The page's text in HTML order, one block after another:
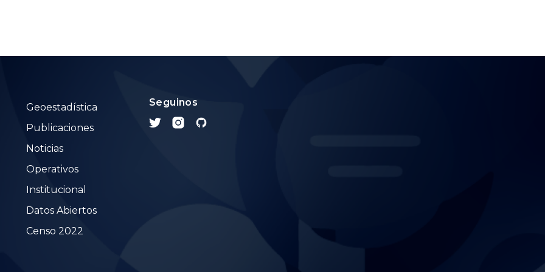
Geoestadística
Publicaciones
Noticias
Operativos
Institucional
Datos Abiertos
Censo 2022
Seguinos